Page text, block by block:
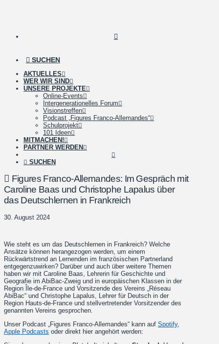
SUCHEN
AKTUELLES
WER WIR SIND
UNSERE PROJEKTE
Online-Events
Intergenerationelles Forum
Visionstreffen
Podcast „Figures Franco-Allemandes“
Schulprojekt
101 Ideen
MITMACHEN!
PARTNER WERDEN
SUCHEN
Figures Franco-Allemandes: Im Gespräch mit
Caroline Baas und Christophe Lapalus über
das Deutschlernen in Frankreich
30. August 2024
Wie steht es um das Deutschlernen in Frankreich? Welche
Ansätze können herangezogen werden, um einem
Rückwärtstrend an Lernenden im französischen Partnerland
entgegenzuwirken? Darüber und auch über weitere Themen
haben wir mit Caroline Baas, Lehrerin für Geschichte und
Geografie im AbiBac-Zweig und in europäischen Klassen in der
Region Île-de-France und Vorsitzende des Vereins „Réseau
AbiBac“ und Christophe Lapalus, Lehrer für Deutsch in der
Region Hauts-de-France und stellvertretender Vorsitzender des
genannten Vereins gesprochen.
Unser Podcast „Figures Franco-Allemandes“ kann auf Spotify,
Apple Podcasts oder direkt hier angehört werden: